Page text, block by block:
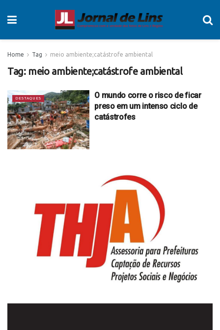
Home Tag meio ambiente;catástrofe ambiental
Tag: meio ambiente;catástrofe ambiental
DESTAQUES
O mundo corre o risco de ficar
preso em um intenso ciclo de
catástrofes